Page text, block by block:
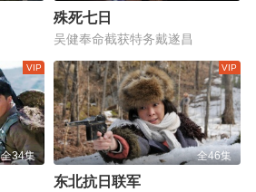
殊死七日
吴健奉命截获特务戴遂昌
全34集 全46集
东北抗日联军